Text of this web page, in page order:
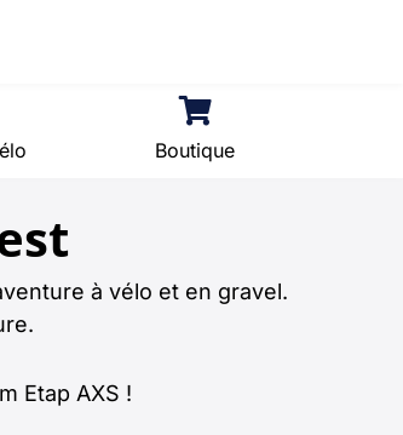
Boutique
à vélo et en gravel.
Etap AXS !